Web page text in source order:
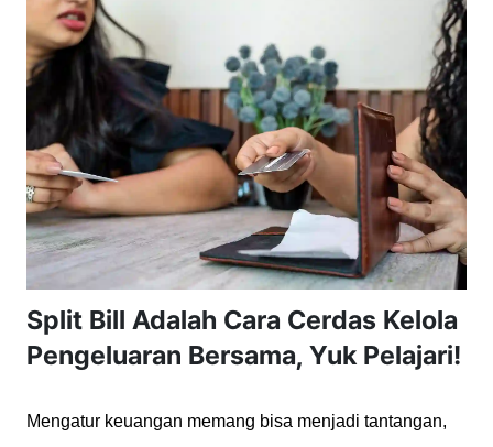
Split Bill Adalah Cara Cerdas Kelola
Pengeluaran Bersama, Yuk Pelajari!
Mengatur keuangan memang bisa menjadi tantangan,